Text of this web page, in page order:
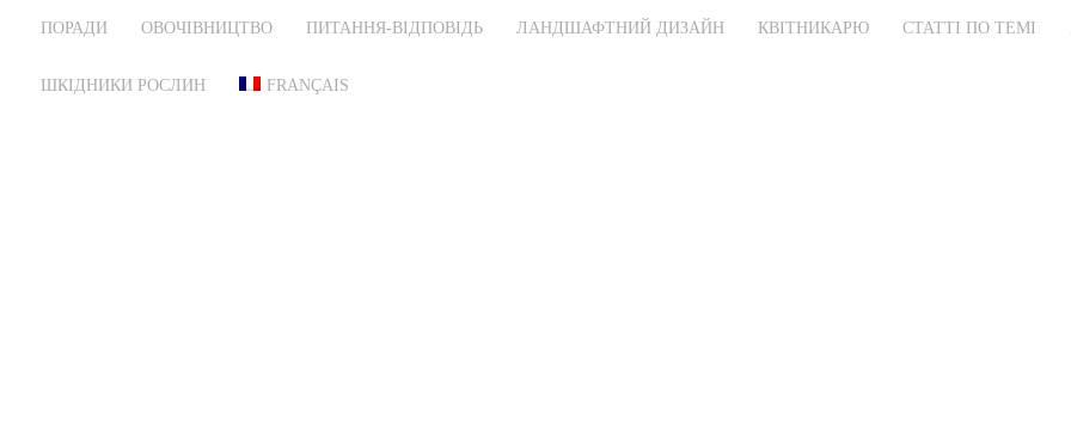
ПОРАДИ ОВОЧІВНИЦТВО ПИТАННЯ-ВІДПОВІДЬ ЛАНДШАФТНИЙ ДИЗАЙН КВІТНИКАРЮ СТАТТІ ПО ТЕМІ
ШКІДНИКИ РОСЛИН FRANÇAIS